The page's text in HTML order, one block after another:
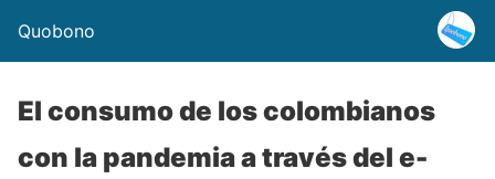
Quobono
El consumo de los colombianos
con la pandemia a través del e-